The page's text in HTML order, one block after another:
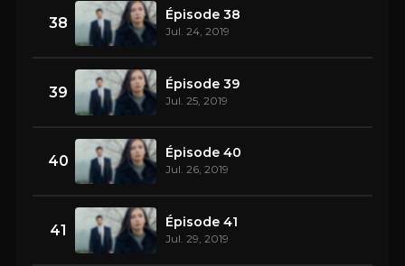
38 Épisode 38
Jul. 24, 2019
39 Épisode 39
Jul. 25, 2019
40 Épisode 40
Jul. 26, 2019
41 Épisode 41
Jul. 29, 2019